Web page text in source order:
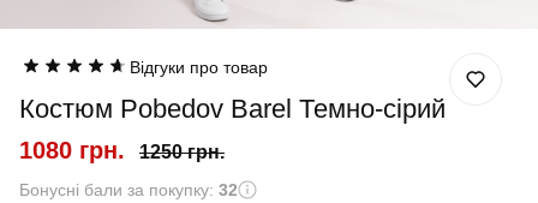
Відгуки про товар
Костюм Pobedov Barel Темно-сірий
1080 грн. 1250 грн.
Бонусні бали за покупку: 32